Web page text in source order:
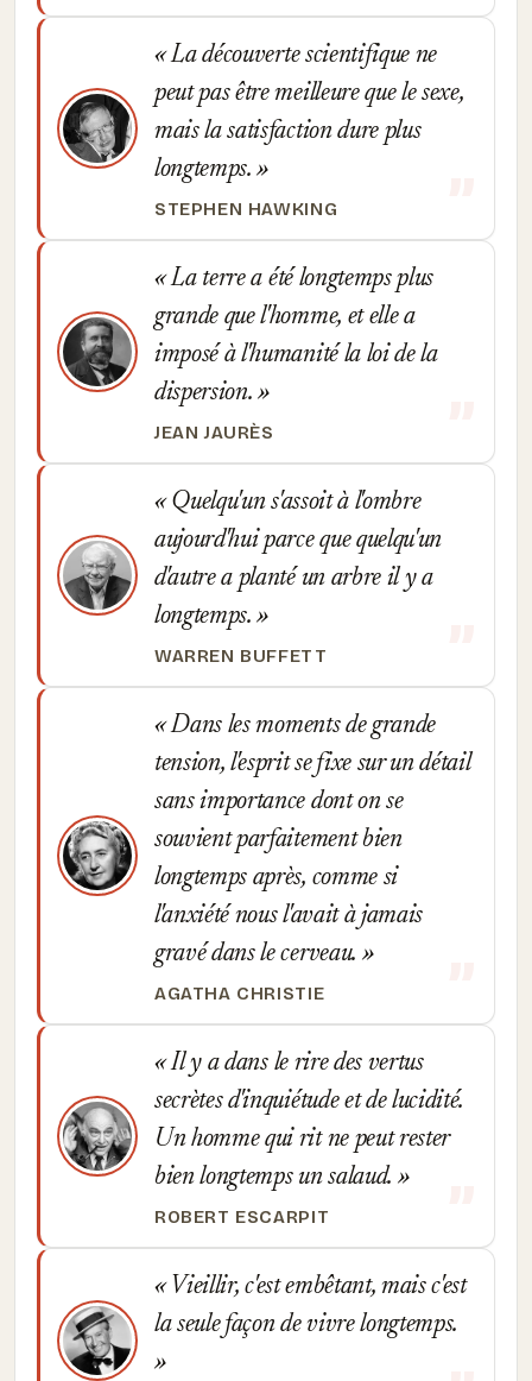
La découverte scientifique ne
peut pas être meilleure que le sexe,
mais la satisfaction dure plus
longtemps.
STEPHEN HAWKING
La terre a été longtemps plus
grande que l'homme, et elle a
imposé à l'humanité la loi de la
dispersion.
JEAN JAURÈS
Quelqu'un s'assoit à l'ombre
aujourd'hui parce que quelqu'un
d'autre a planté un arbre il y a
longtemps.
WARREN BUFFETT
Dans les moments de grande
tension, l'esprit se fixe sur un détail
sans importance dont on se
souvient parfaitement bien
longtemps après, comme si
l'anxiété nous l'avait à jamais
gravé dans le cerveau.
AGATHA CHRISTIE
Il y a dans le rire des vertus
secrètes d'inquiétude et de lucidité.
Un homme qui rit ne peut rester
bien longtemps un salaud.
ROBERT ESCARPIT
Vieillir, c'est embêtant, mais c'est
la seule façon de vivre longtemps.